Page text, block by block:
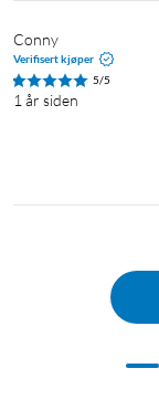
Conny
Verifisert kjøper
5/5
1 år siden